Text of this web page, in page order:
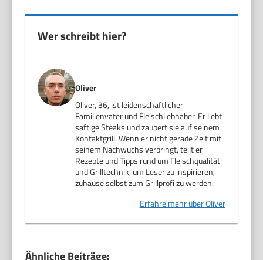
Wer schreibt hier?
Oliver
Oliver, 36, ist leidenschaftlicher
Familienvater und Fleischliebhaber. Er liebt
saftige Steaks und zaubert sie auf seinem
Kontaktgrill. Wenn er nicht gerade Zeit mit
seinem Nachwuchs verbringt, teilt er
Rezepte und Tipps rund um Fleischqualität
und Grilltechnik, um Leser zu inspirieren,
zuhause selbst zum Grillprofi zu werden.
Erfahre mehr über Oliver
Ähnliche Beiträge: